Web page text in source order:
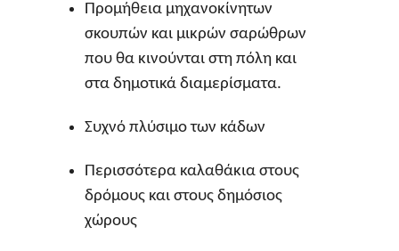
Προμήθεια μηχανοκίνητων
σκουπών και μικρών σαρώθρων
που θα κινούνται στη πόλη και
στα δημοτικά διαμερίσματα.
Συχνό πλύσιμο των κάδων
Περισσότερα καλαθάκια στους
δρόμους και στους δημόσιος
χώρους